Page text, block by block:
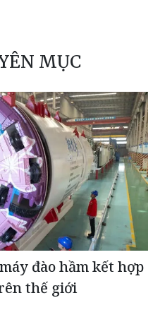
MỤC
đào hầm kết hợp
thế giới